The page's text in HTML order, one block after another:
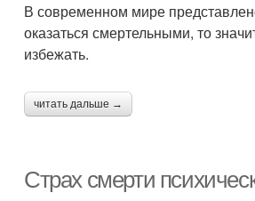
В современном мире
оказаться смертельными, то
избежать.
читать дальше →
Страх смерти